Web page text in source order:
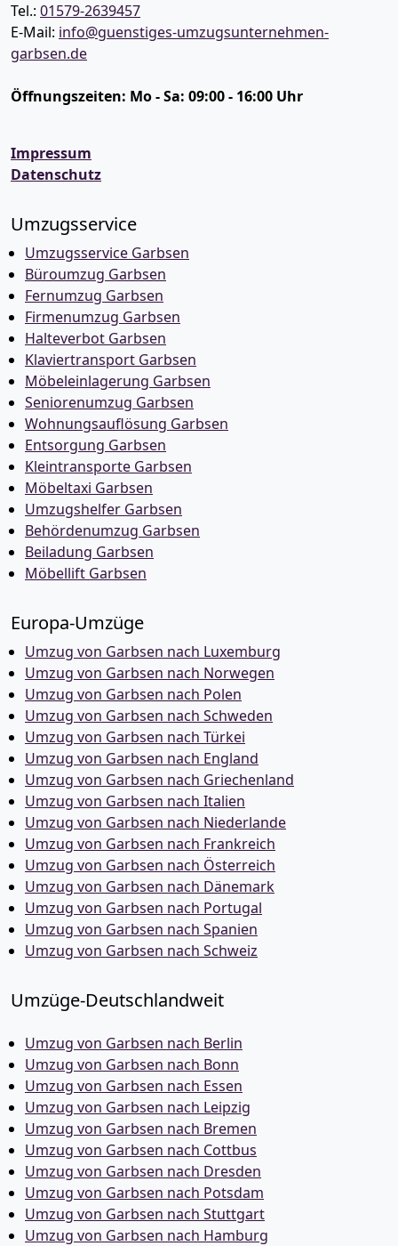
Tel.: 01579-2639457
E-Mail: info@guenstiges-umzugsunternehmen-
garbsen.de
Öffnungszeiten: Mo - Sa: 09:00 - 16:00 Uhr
Impressum
Datenschutz
Umzugsservice
Umzugsservice Garbsen
Büroumzug Garbsen
Fernumzug Garbsen
Firmenumzug Garbsen
Halteverbot Garbsen
Klaviertransport Garbsen
Möbeleinlagerung Garbsen
Seniorenumzug Garbsen
Wohnungsauflösung Garbsen
Entsorgung Garbsen
Kleintransporte Garbsen
Möbeltaxi Garbsen
Umzugshelfer Garbsen
Behördenumzug Garbsen
Beiladung Garbsen
Möbellift Garbsen
Europa-Umzüge
Umzug von Garbsen nach Luxemburg
Umzug von Garbsen nach Norwegen
Umzug von Garbsen nach Polen
Umzug von Garbsen nach Schweden
Umzug von Garbsen nach Türkei
Umzug von Garbsen nach England
Umzug von Garbsen nach Griechenland
Umzug von Garbsen nach Italien
Umzug von Garbsen nach Niederlande
Umzug von Garbsen nach Frankreich
Umzug von Garbsen nach Österreich
Umzug von Garbsen nach Dänemark
Umzug von Garbsen nach Portugal
Umzug von Garbsen nach Spanien
Umzug von Garbsen nach Schweiz
Umzüge-Deutschlandweit
Umzug von Garbsen nach Berlin
Umzug von Garbsen nach Bonn
Umzug von Garbsen nach Essen
Umzug von Garbsen nach Leipzig
Umzug von Garbsen nach Bremen
Umzug von Garbsen nach Cottbus
Umzug von Garbsen nach Dresden
Umzug von Garbsen nach Potsdam
Umzug von Garbsen nach Stuttgart
Umzug von Garbsen nach Hamburg